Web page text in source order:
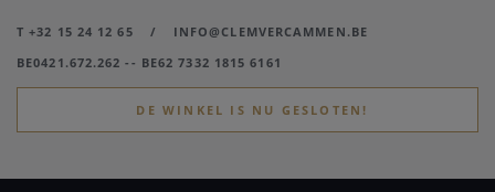
T +32 15 24 12 65 /
INFO@CLEMVERCAMMEN.BE
BE0421.672.262 -- BE62 7332 1815 6161
DE WINKEL IS NU GESLOTEN!